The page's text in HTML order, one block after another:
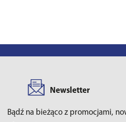
Newsletter
Bądź na bieżąco z promocjami,